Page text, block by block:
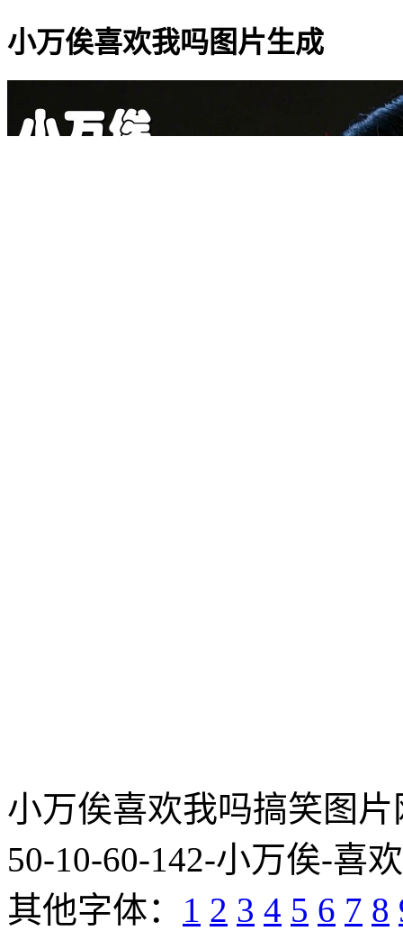
小万俟喜欢我吗图片生成
小万俟喜欢我吗搞笑图片
50-10-60-142-小万俟-喜
其他字体： 1 2 3 4 5 6 7 8